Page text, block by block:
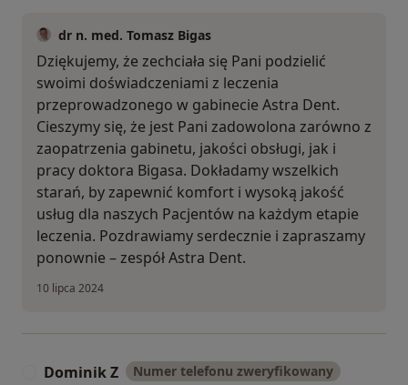
dr n. med. Tomasz Bigas
Dziękujemy, że zechciała się Pani podzielić
swoimi doświadczeniami z leczenia
przeprowadzonego w gabinecie Astra Dent.
Cieszymy się, że jest Pani zadowolona zarówno z
zaopatrzenia gabinetu, jakości obsługi, jak i
pracy doktora Bigasa. Dokładamy wszelkich
starań, by zapewnić komfort i wysoką jakość
usług dla naszych Pacjentów na każdym etapie
leczenia. Pozdrawiamy serdecznie i zapraszamy
ponownie – zespół Astra Dent.
10 lipca 2024
Dominik Z Numer telefonu zweryfikowany